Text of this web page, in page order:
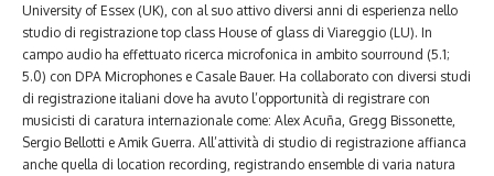
University of Essex (UK), con al suo attivo diversi anni di esperienza nello
studio di registrazione top class House of glass di Viareggio (LU). In
campo audio ha effettuato ricerca microfonica in ambito sourround (5.1;
5.0) con DPA Microphones e Casale Bauer. Ha collaborato con diversi studi
di registrazione italiani dove ha avuto l’opportunità di registrare con
musicisti di caratura internazionale come: Alex Acuña, Gregg Bissonette,
Sergio Bellotti e Amik Guerra. All’attività di studio di registrazione affianca
anche quella di location recording, registrando ensemble di varia natura